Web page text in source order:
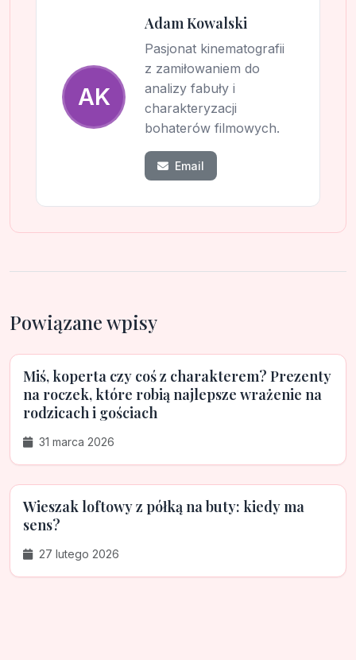
AK
Adam Kowalski
Pasjonat kinematografii
z zamiłowaniem do
analizy fabuły i
charakteryzacji
bohaterów filmowych.
Email
Powiązane wpisy
Miś, koperta czy coś z charakterem? Prezenty
na roczek, które robią najlepsze wrażenie na
rodzicach i gościach
31 marca 2026
Wieszak loftowy z półką na buty: kiedy ma
sens?
27 lutego 2026